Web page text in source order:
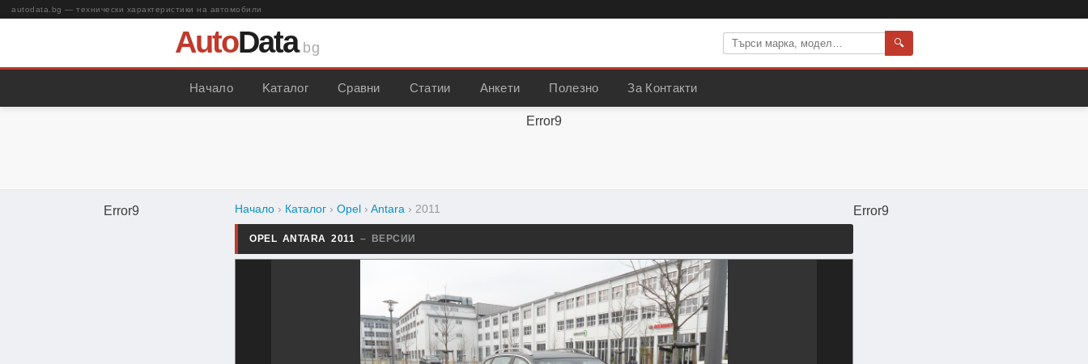
autodata.bg — технически характеристики на автомобили
AutoData.bg 🔍
Начало Kаталог Сравни Статии Анкети Полезно За Контакти
Error9
Error9 Начало › Каталог › Opel › Antara › 2011
OPEL ANTARA 2011 – ВЕРСИИ
Error9